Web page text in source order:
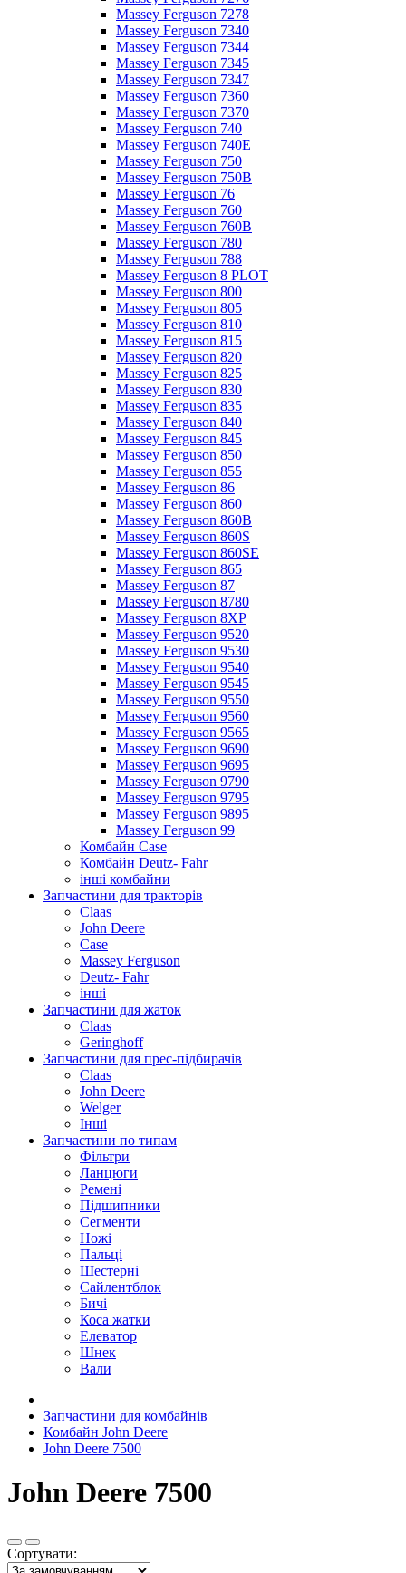
Massey Ferguson 7278
Massey Ferguson 7340
Massey Ferguson 7344
Massey Ferguson 7345
Massey Ferguson 7347
Massey Ferguson 7360
Massey Ferguson 7370
Massey Ferguson 740
Massey Ferguson 740E
Massey Ferguson 750
Massey Ferguson 750B
Massey Ferguson 76
Massey Ferguson 760
Massey Ferguson 760B
Massey Ferguson 780
Massey Ferguson 788
Massey Ferguson 8 PLOT
Massey Ferguson 800
Massey Ferguson 805
Massey Ferguson 810
Massey Ferguson 815
Massey Ferguson 820
Massey Ferguson 825
Massey Ferguson 830
Massey Ferguson 835
Massey Ferguson 840
Massey Ferguson 845
Massey Ferguson 850
Massey Ferguson 855
Massey Ferguson 86
Massey Ferguson 860
Massey Ferguson 860B
Massey Ferguson 860S
Massey Ferguson 860SE
Massey Ferguson 865
Massey Ferguson 87
Massey Ferguson 8780
Massey Ferguson 8XP
Massey Ferguson 9520
Massey Ferguson 9530
Massey Ferguson 9540
Massey Ferguson 9545
Massey Ferguson 9550
Massey Ferguson 9560
Massey Ferguson 9565
Massey Ferguson 9690
Massey Ferguson 9695
Massey Ferguson 9790
Massey Ferguson 9795
Massey Ferguson 9895
Massey Ferguson 99
Комбайн Case
Комбайн Deutz- Fahr
інші комбайни
Запчастини для тракторів
Claas
John Deere
Case
Massey Ferguson
Deutz- Fahr
інші
Запчастини для жаток
Claas
Geringhoff
Запчастини для прес-підбирачів
Claas
John Deere
Welger
Інші
Запчастини по типам
Фільтри
Ланцюги
Ремені
Підшипники
Сегменти
Ножі
Пальці
Шестерні
Сайлентблок
Бичі
Коса жатки
Елеватор
Шнек
Вали
Запчастини для комбайнів
Комбайн John Deere
John Deere 7500
John Deere 7500
Сортувати: